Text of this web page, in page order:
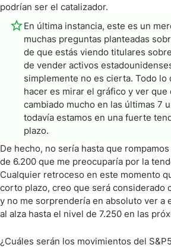
podrían ser el catalizador.
En última instancia, este es un
muchas preguntas planteadas
de que estás viendo titulares
de vender activos
simplemente no es cierta. Todo lo
hacer es mirar el gráfico y ver que
cambiado mucho en las últimas 7
todavía estamos en una fuerte
plazo.
De hecho, no sería hasta que
de 6.200 que me preocuparía por la
Cualquier retroceso en este momento
corto plazo, creo que será considerado
y no me sorprendería en absoluto ver a
al alza hasta el nivel de 7.250 en las
¿Cuáles serán los movimientos del